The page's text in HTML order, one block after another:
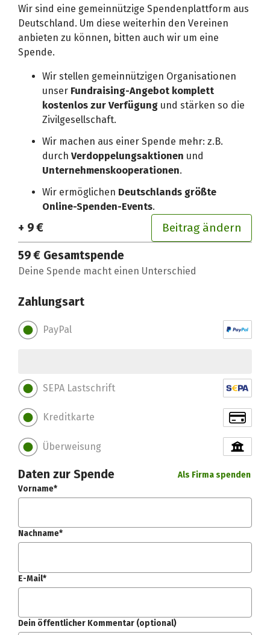
Wir sind eine gemeinnützige Spendenplattform aus
Deutschland. Um diese weiterhin den Vereinen
anbieten zu können, bitten auch wir um eine
Spende.
Wir stellen gemeinnützigen Organisationen
unser Fundraising-Angebot komplett
kostenlos zur Verfügung und stärken so die
Zivilgesellschaft.
Wir machen aus einer Spende mehr: z.B.
durchVerdoppelungsaktionen und
Unternehmenskooperationen.
Wir ermöglichen Deutschlands größte
Online-Spenden-Events.
+ 9 € Beitrag ändern
59 € Gesamtspende
Deine Spende macht einen Unterschied
Zahlungsart
PayPal
SEPA Lastschrift
Kreditkarte
Überweisung
Daten zur Spende
Als Firma spenden
Vorname*
Nachname*
E-Mail*
Dein öffentlicher Kommentar (optional)